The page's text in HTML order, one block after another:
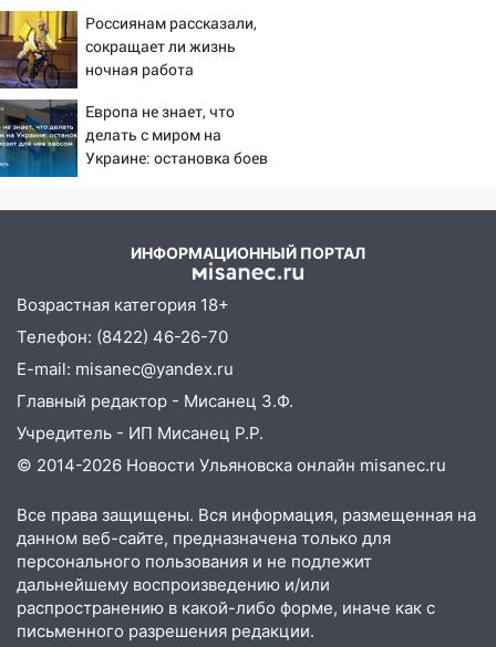
12:00
Где есть бензин в Ульяновске 7
августа: список АЗС
11:50
Заснул рядом с ребёнком и
случайно задушил его: суд вынес
приговор
11:38
В Ленинском районе пожар
сарай
В Госдуме предложили отменить
ЕГЭ с 2027 года
11:25
В Ульяновске ИИ будет выявлять
нарушителей на контейнерных
площадках
11:20 Ульяновская шахматистка
Валерия Клейменова выиграла два
золота в составе сборной мира
11:16
В Ульяновске открыли памятную
доску декабристу Кондратию Рылееву
10:40 В Ульяновске спасатели ночью
нашли потерявшегося в заброшенных
садах 79-летнего мужчину
Россиянам рассказали,
сокращает ли жизнь
ночная работа
Европа не знает, что
делать с миром на
Украине: остановка боев
ИНФОРМАЦИОННЫЙ ПОРТАЛ
Возрастная категория 18+
Телефон: (8422) 46-26-70
E-mail: misanec@yandex.ru
Главный редактор - Мисанец З.Ф.
Учредитель - ИП Мисанец Р.Р.
© 2014-2026 Новости Ульяновска онлайн misanec.ru
Все права защищены. Вся информация, размещенная на
данном веб-сайте, предназначена только для
персонального пользования и не подлежит
дальнейшему воспроизведению и/или
распространению в какой-либо форме, иначе как с
письменного разрешения редакции.